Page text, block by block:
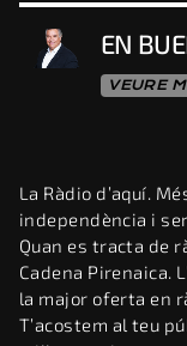
EN
VEURE
La Ràdio d’aquí.
independència i
Quan es tracta de
Cadena Pirenaica.
la major oferta en
T’acostem al teu